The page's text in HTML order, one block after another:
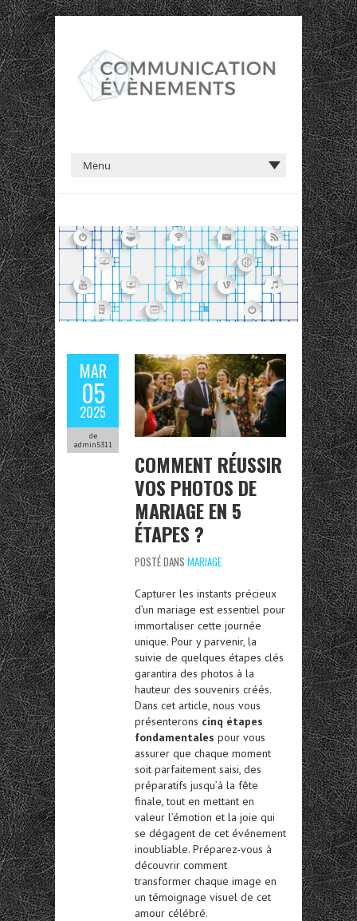
MAR
05
2025
de
admin5311
COMMENT RÉUSSIR
VOS PHOTOS DE
MARIAGE EN 5
ÉTAPES ?
POSTÉ DANS MARIAGE
Capturer les instants précieux
d’un mariage est essentiel pour
immortaliser cette journée
unique. Pour y parvenir, la
suivie de quelques étapes clés
garantira des photos à la
hauteur des souvenirs créés.
Dans cet article, nous vous
présenterons cinq étapes
fondamentales pour vous
assurer que chaque moment
soit parfaitement saisi, des
préparatifs jusqu’à la fête
finale, tout en mettant en
valeur l’émotion et la joie qui
se dégagent de cet événement
inoubliable. Préparez-vous à
découvrir comment
transformer chaque image en
un témoignage visuel de cet
amour célébré.